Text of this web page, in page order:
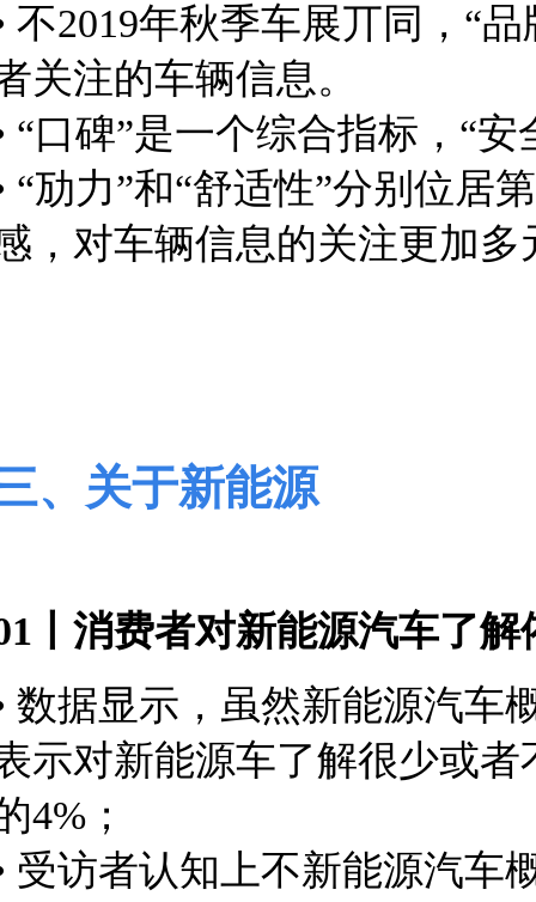
不2019年秋季车展丌同，“
关注的车辆信息。
“口碑”是一个综合指标，“
“劢力”和“舒适性”分别位居
，对车辆信息的关注更加多
、关于新能源
丨消费者对新能源汽车了
数据显示，虽然新能源汽车
示对新能源车了解很少或者
4%；
受访者认知上不新能源汽车